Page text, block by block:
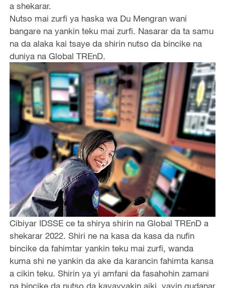
a shekarar.
Nutso mai zurfi ya haska wa Du Mengran wani
bangare na yankin teku mai zurfi. Nasarar da ta samu
na da alaka kai tsaye da shirin nutso da bincike na
duniya na Global TREnD.
Cibiyar IDSSE ce ta shirya shirin na Global TREnD a
shekarar 2022. Shiri ne na kasa da kasa da nufin
bincike da fahimtar yankin teku mai zurfi, wanda
kuma shi ne yankin da ake da karancin fahimta kansa
a cikin teku. Shirin ya yi amfani da fasahohin zamani
na bincike da nutso da kayayyakin aiki, yayin gudanar